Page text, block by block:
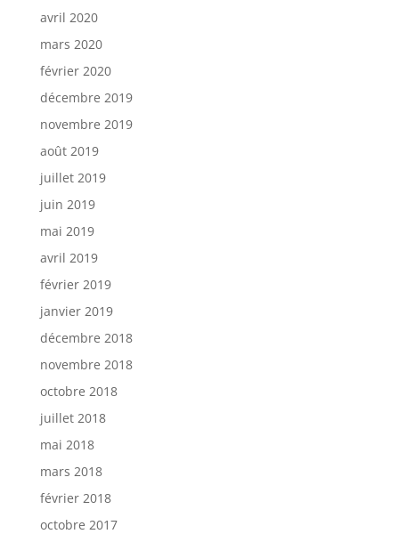
avril 2020
mars 2020
février 2020
décembre 2019
novembre 2019
août 2019
juillet 2019
juin 2019
mai 2019
avril 2019
février 2019
janvier 2019
décembre 2018
novembre 2018
octobre 2018
juillet 2018
mai 2018
mars 2018
février 2018
octobre 2017